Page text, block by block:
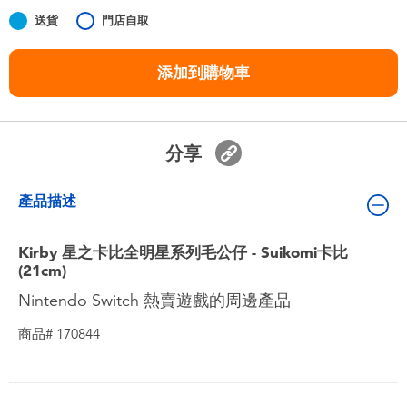
任天堂 Switch
送貨 門店自取
添加到購物車
分享
產品描述
Kirby 星之卡比全明星系列毛公仔 - Suikomi卡比
(21cm)
Nintendo Switch 熱賣遊戲的周邊產品
商品# 170844